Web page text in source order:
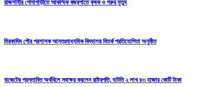
রাজশাহীর গোদাগাড়ীতে আকস্মিক বজ্রপাতে কৃষক ও গরুর মৃত্যু
মিরকাদিম পৌর প্রশাসক আন্তঃমাধ্যমিক বিদ্যালয় বিতর্ক প্রতিযোগিতা অনুষ্ঠিত
বাজেটের প্রস্তাবিত অর্থবিলে স্বাক্ষর করলেন রাষ্ট্রপতি, ঘাটতি ২ লাখ ৪৩ হাজার কোটি টাকা